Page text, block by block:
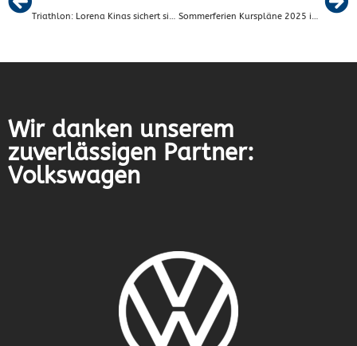
Triathlon: Lorena Kinas sichert sich Startplatz für die Ironman Weltmeisterschaft Sommerferien Kurspläne 2025 im Bereich Rehasport und Funktionstraining
Wir danken unserem
zuverlässigen Partner:
Volkswagen